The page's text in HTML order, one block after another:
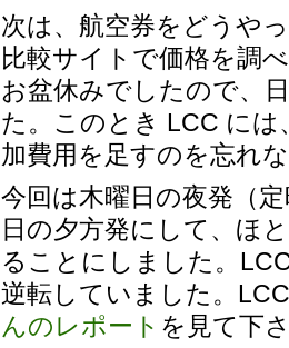
次は、航空券をどうや
比較サイトで価格を調
お盆休みでしたので、
た。このとき LCC に
加費用を足すのを忘れ
今回は木曜日の夜発（
日の夕方発にして、ほ
ることにしました。
逆転していました。
んのレポート を見て下